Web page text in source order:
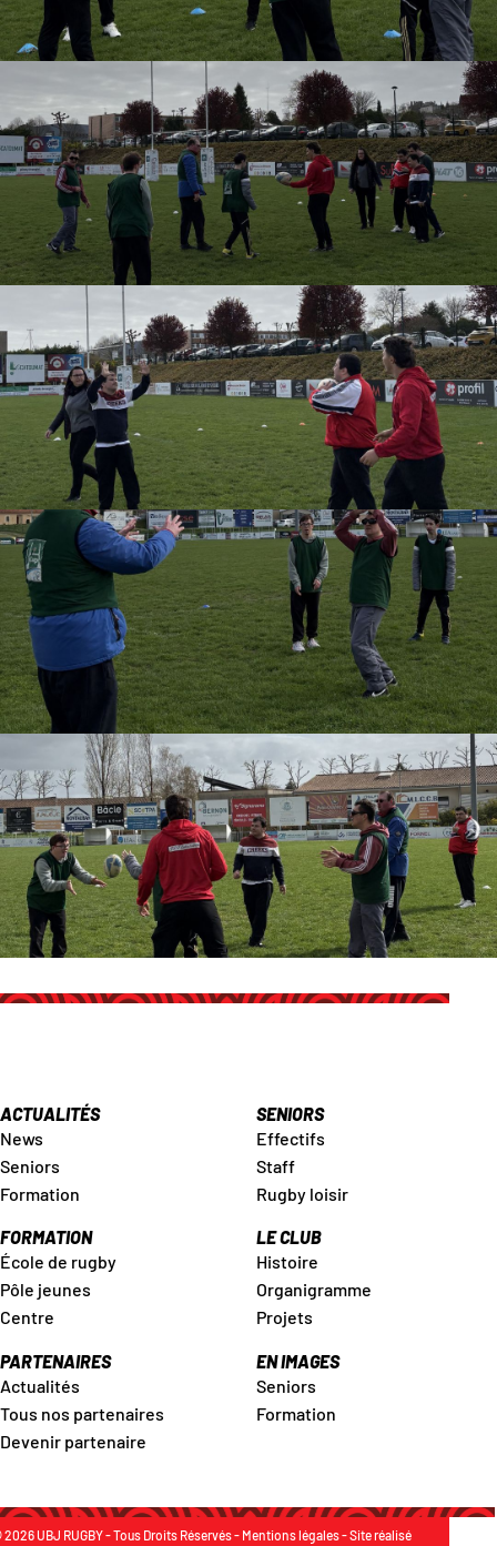
ACTUALITÉS
News
Seniors
Formation
SENIORS
Effectifs
Staff
Rugby loisir
FORMATION
École de rugby
Pôle jeunes
Centre
LE CLUB
Histoire
Organigramme
Projets
PARTENAIRES
Actualités
Tous nos partenaires
Devenir partenaire
EN IMAGES
Seniors
Formation
UBJ RUGBY - Tous Droits Réservés - Mentions légales- Site réalisé